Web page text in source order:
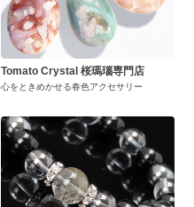
Tomato Crystal 桜瑪瑙専門店
心をときめかせる春色アクセサリー